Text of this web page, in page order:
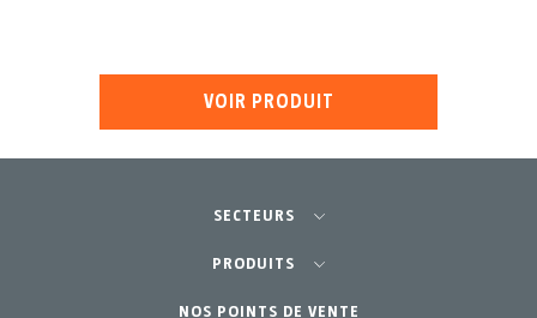
VOIR PRODUIT
SECTEURS
Agriculture-Horticulture
Jardinage Professionnel
PRODUITS
Équipements
NOS POINTS DE VENTE